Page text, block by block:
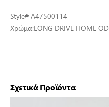
Style# A47500114
Χρώμα:LONG DRIVE HOME OD
Σχετικά Προϊόντα